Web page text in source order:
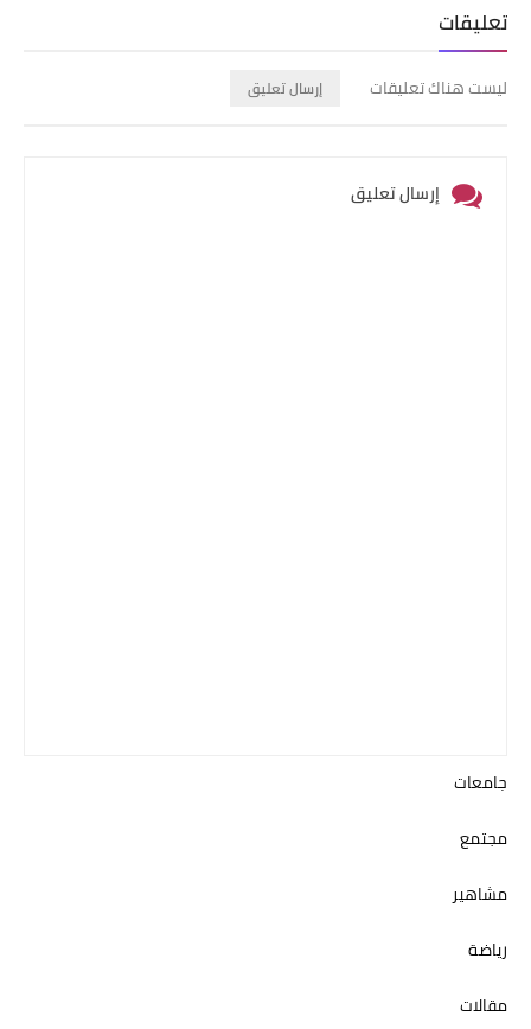
تعليقات
ليست هناك تعليقات إرسال تعليق
إرسال تعليق
جامعات
مجتمع
مشاهير
رياضة
مقالات